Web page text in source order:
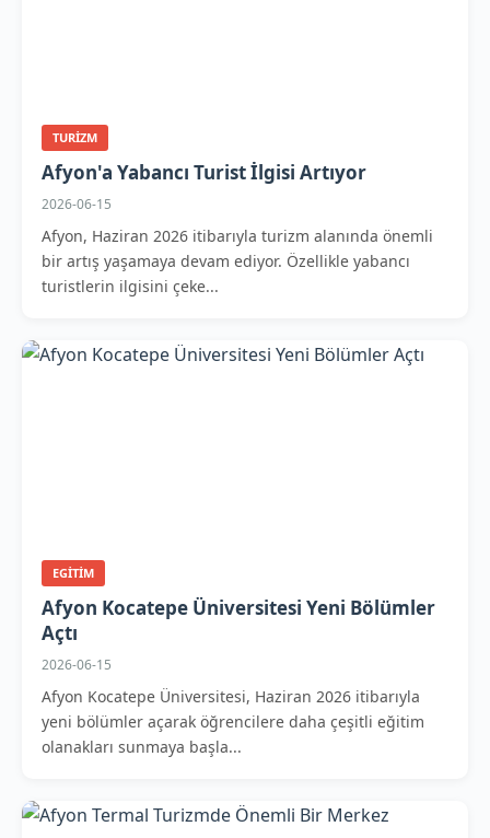
TURIZM
Afyon'a Yabancı Turist İlgisi Artıyor
2026-06-15
Afyon, Haziran 2026 itibarıyla turizm alanında önemli
bir artış yaşamaya devam ediyor. Özellikle yabancı
turistlerin ilgisini çeke...
EGITIM
Afyon Kocatepe Üniversitesi Yeni Bölümler
Açtı
2026-06-15
Afyon Kocatepe Üniversitesi, Haziran 2026 itibarıyla
yeni bölümler açarak öğrencilere daha çeşitli eğitim
olanakları sunmaya başla...